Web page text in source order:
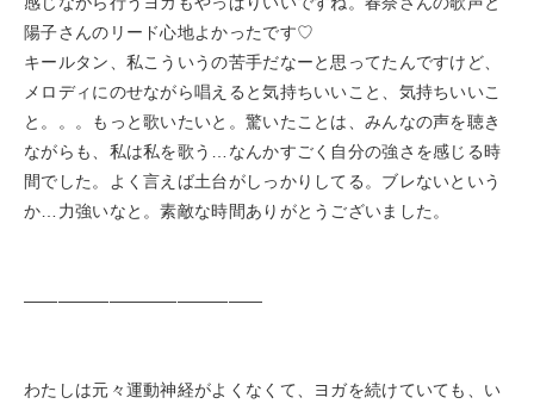
陽子さんのリード心地よかったです♡
キールタン、私こういうの苦手だなーと思ってたんですけど、
メロディにのせながら唱えると気持ちいいこと、気持ちいいこ
と。。。もっと歌いたいと。驚いたことは、みんなの声を聴き
ながらも、私は私を歌う…なんかすごく自分の強さを感じる時
間でした。よく言えば土台がしっかりしてる。ブレないという
か…力強いなと。素敵な時間ありがとうございました。
——————————————
わたしは元々運動神経がよくなくて、ヨガを続けていても、い